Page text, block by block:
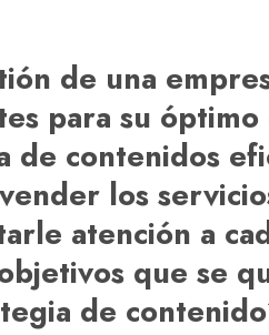
de una
para su
de contenidos
los
atención a
que se
de